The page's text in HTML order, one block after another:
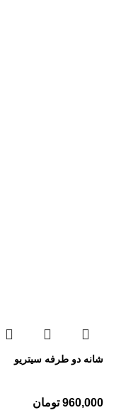
شانه دو طرفه سیتریو
960,000 تومان